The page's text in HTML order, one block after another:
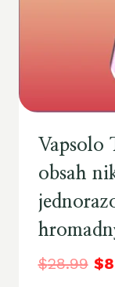
Vapsolo
obsah
$28.99 $